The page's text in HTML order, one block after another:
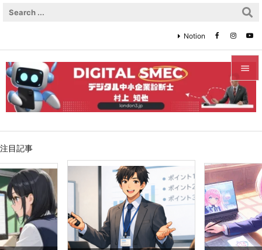


メニュ
前へ

次へ

検索
Notion
注目記事